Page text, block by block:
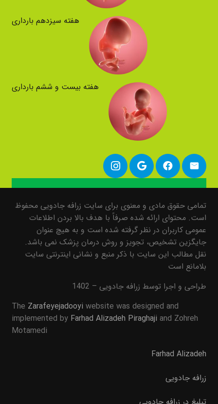
هفته سیزدهم بارداری
هفته بیست و ششم بارداری
تمامی حقوق مادی و معنوی برای سایت زرافه جادویی محفوظ
است. محتوای ارائه شده صرفاً با هدف بالا بردن اطلاعات
عمومی کاربران در نظر گرفته شده است و به هیچ عنوان
جایگزین تشخیص، تجویز و روش درمان پزشک نمی باشد.
نقل مطالب این سایت با ذکر منبع و نشانی اینترنتی سایت
بلامانع است
طراحی و اجرا توسط زرافه جادویی – 1402
The Zarafeyejadooyi website was designed and
implemented by Farhad Alizadeh Piraghaji and Zohreh
Motamedi
Farhad Alizadeh
زرافه جادویی